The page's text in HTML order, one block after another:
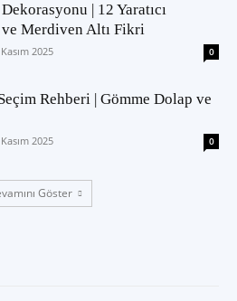
| 12 Yaratıcı
Merdiven Altı Fikri
2025 0
Rehberi | Gömme Dolap ve
2025 0
Göster